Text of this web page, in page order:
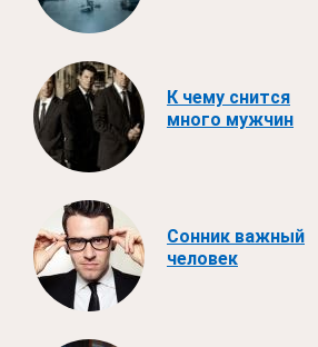
К чему снится
много мужчин
Сонник важный
человек